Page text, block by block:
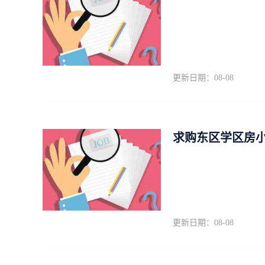
更新日期：08-08
求购东区学区房
更新日期：08-08